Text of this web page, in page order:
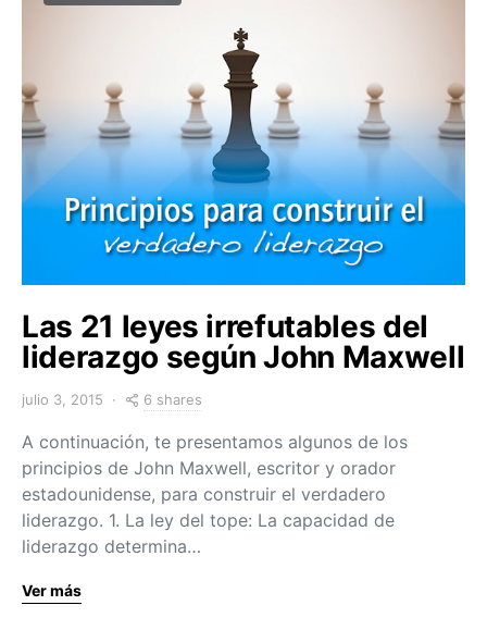
Las 21 leyes irrefutables del
liderazgo según John Maxwell
julio 3, 2015 6 shares
A continuación, te presentamos algunos de los
principios de John Maxwell, escritor y orador
estadounidense, para construir el verdadero
liderazgo. 1. La ley del tope: La capacidad de
liderazgo determina…
Ver más